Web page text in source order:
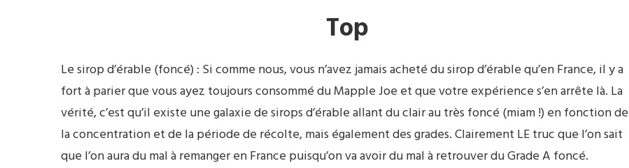
Top
Le sirop d’érable (foncé) : Si comme nous, vous n’avez jamais acheté du sirop d’érable qu’en France, il y a
fort à parier que vous ayez toujours consommé du Mapple Joe et que votre expérience s’en arrête là. La
vérité, c’est qu’il existe une galaxie de sirops d’érable allant du clair au très foncé (miam !) en fonction de
la concentration et de la période de récolte, mais également des grades. Clairement LE truc que l’on sait
que l’on aura du mal à remanger en France puisqu’on va avoir du mal à retrouver du Grade A foncé.